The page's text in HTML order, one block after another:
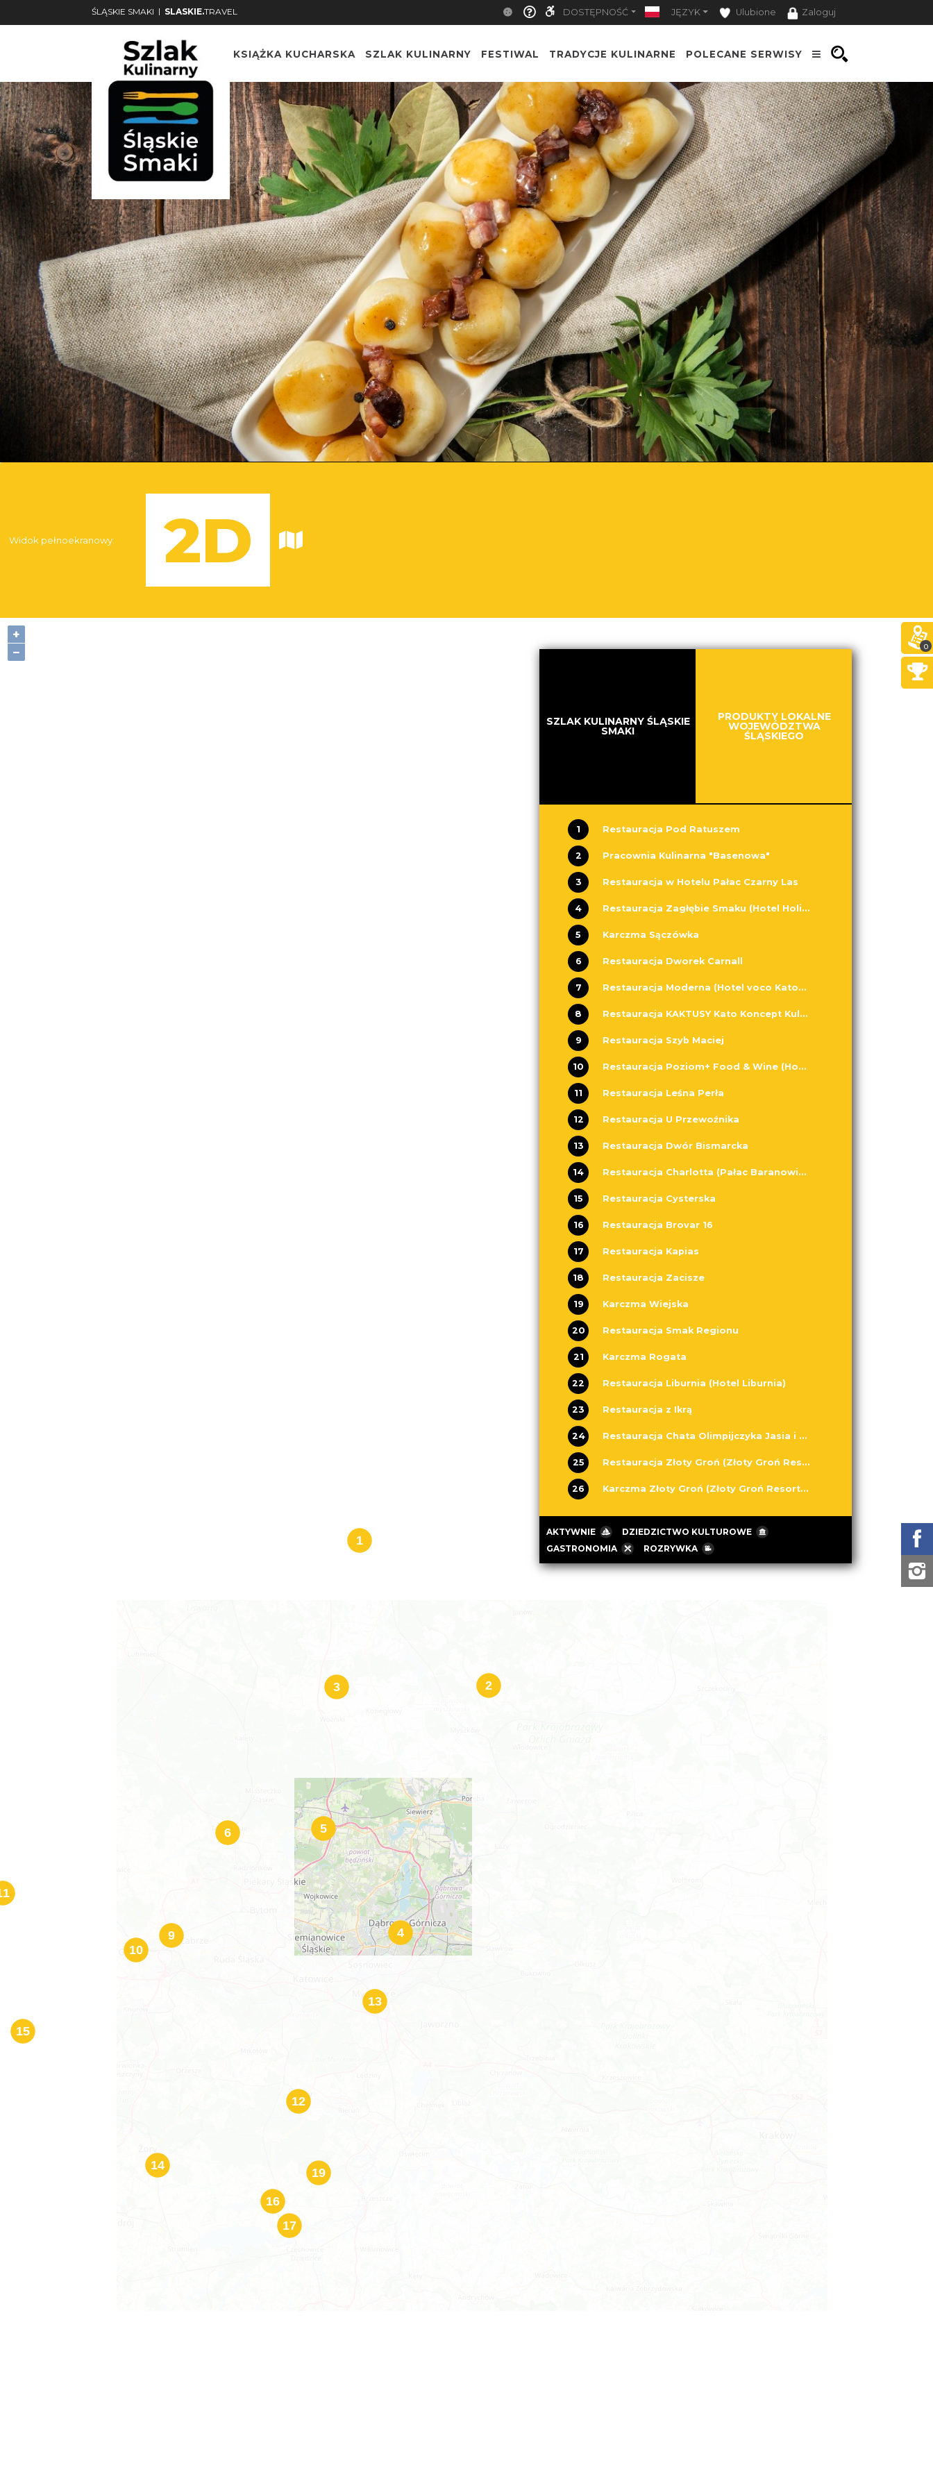
ŚLĄSKIE SMAKI | SLASKIE.TRAVEL DOSTĘPNOŚĆ JĘZYK Ulubione Zaloguj
KSIĄŻKA KUCHARSKA SZLAK KULINARNY FESTIWAL TRADYCJE KULINARNE POLECANE SERWISY
SZLAK KULINARNY ŚLĄSKIE
SMAKI
PRODUKTY LOKALNE
WOJEWÓDZTWA
ŚLĄSKIEGO
1 Restauracja Pod Ratuszem
2 Pracownia Kulinarna "Basenowa"
3 Restauracja w Hotelu Pałac Czarny Las
4 Restauracja Zagłębie Smaku (Hotel Holiday Inn Dąbrowa Górnicza)
5 Karczma Sączówka
6 Restauracja Dworek Carnall
7 Restauracja Moderna (Hotel voco Katowice)
8 Restauracja KAKTUSY Kato Koncept Kulinarny
9 Restauracja Szyb Maciej
10 Restauracja Poziom+ Food & Wine (Hotel Diament Plaza Gliwice)
11 Restauracja Leśna Perła
12 Restauracja U Przewoźnika
13 Restauracja Dwór Bismarcka
14 Restauracja Charlotta (Pałac Baranowice)
15 Restauracja Cysterska
16 Restauracja Brovar 16
17 Restauracja Kapias
18 Restauracja Zacisze
19 Karczma Wiejska
20 Restauracja Smak Regionu
21 Karczma Rogata
22 Restauracja Liburnia (Hotel Liburnia)
23 Restauracja z Ikrą
24 Restauracja Chata Olimpijczyka Jasia i Helenki
25 Restauracja Złoty Groń (Złoty Groń Resort & Spa)
26 Karczma Złoty Groń (Złoty Groń Resort & Spa)
AKTYWNIE
DZIEDZICTWO KULTUROWE
GASTRONOMIA
ROZRYWKA
+
−
Widok pełnoekranowy:
0